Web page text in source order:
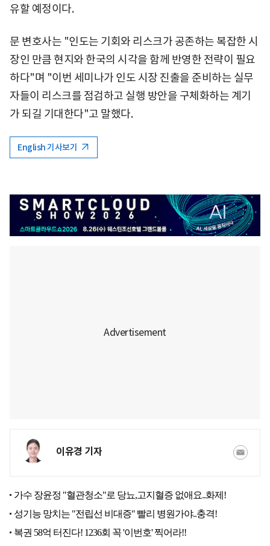
유할 예정이다.
문 변호사는 "인도는 기회와 리스크가 공존하는 복잡한 시
장인 만큼 현지와 한국의 시각을 함께 반영한 전략이 필요
하다"며 "이번 세미나가 인도 시장 진출을 준비하는 실무
자들이 리스크를 점검하고 실행 방안을 구체화하는 계기
가 되길 기대한다"고 말했다.
English 기사보기
이유경 기자